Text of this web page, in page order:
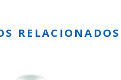
RELACIONADOS